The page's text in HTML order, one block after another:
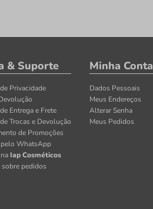
& Suporte
Privacidade
Entrega e Frete
Trocas e Devolução
de Promoções
pelo WhatsApp
Iap Cosméticos
pedidos
Minha Conta
Dados Pessoais
Meus Endereços
Alterar Senha
Meus Pedidos